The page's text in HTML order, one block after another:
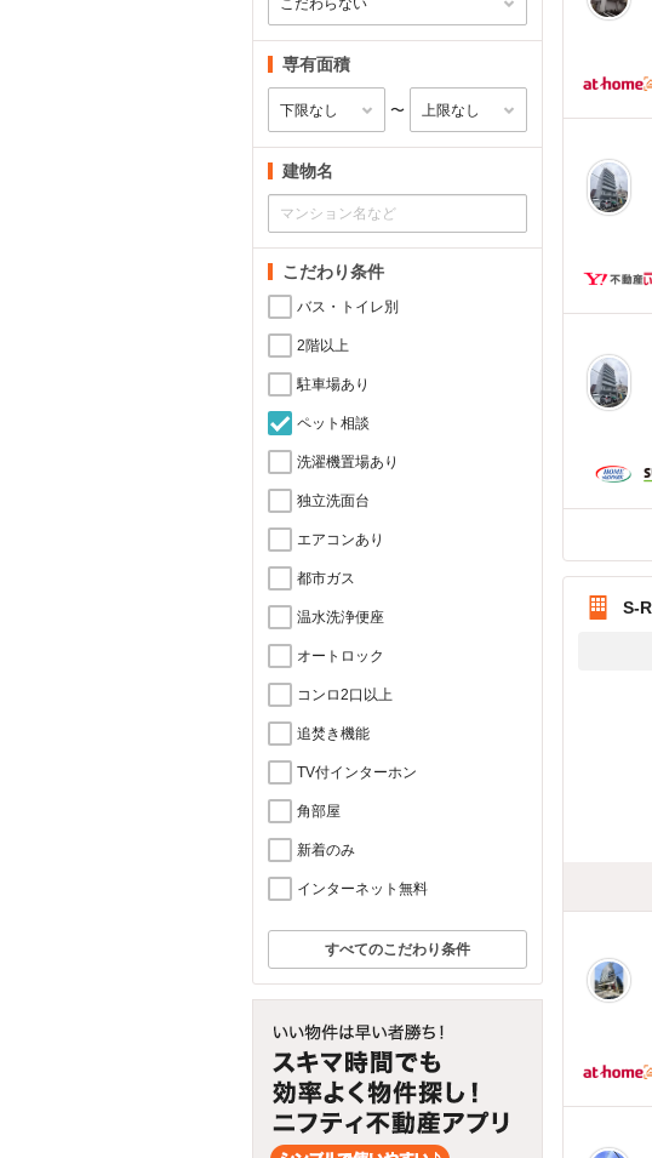
専有面積
〜
建物名
こだわり条件
バス・トイレ別
2階以上
駐車場あり
ペット相談
洗濯機置場あり
独立洗面台
エアコンあり
都市ガス
温水洗浄便座
オートロック
コンロ2口以上
追焚き機能
TV付インターホン
角部屋
新着のみ
インターネット無料
すべてのこだわり条件
S-